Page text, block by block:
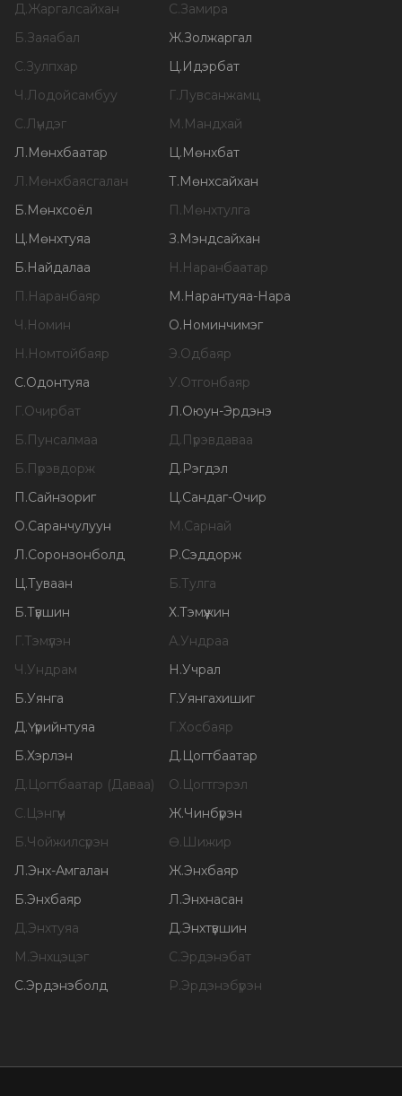
Д.Жаргалсайхан С.Замира
Б.Заяабал Ж.Золжаргал
С.Зулпхар Ц.Идэрбат
Ч.Лодойсамбуу Г.Лувсанжамц
С.Лүндэг М.Мандхай
Л.Мөнхбаатар Ц.Мөнхбат
Л.Мөнхбаясгалан Т.Мөнхсайхан
Б.Мөнхсоёл П.Мөнхтулга
Ц.Мөнхтуяа З.Мэндсайхан
Б.Найдалаа Н.Наранбаатар
П.Наранбаяр М.Нарантуяа-Нара
Ч.Номин О.Номинчимэг
Н.Номтойбаяр Э.Одбаяр
С.Одонтуяа У.Отгонбаяр
Г.Очирбат Л.Оюун-Эрдэнэ
Б.Пунсалмаа Д.Пүрэвдаваа
Б.Пүрэвдорж Д.Рэгдэл
П.Сайнзориг Ц.Сандаг-Очир
О.Саранчулуун М.Сарнай
Л.Соронзонболд Р.Сэддорж
Ц.Туваан Б.Тулга
Б.Түвшин Х.Тэмүүжин
Г.Тэмүүлэн А.Ундраа
Ч.Ундрам Н.Учрал
Б.Уянга Г.Уянгахишиг
Д.Үүрийнтуяа Г.Хосбаяр
Б.Хэрлэн Д.Цогтбаатар
Д.Цогтбаатар (Даваа) О.Цогтгэрэл
С.Цэнгүүн Ж.Чинбүрэн
Б.Чойжилсүрэн Ө.Шижир
Л.Энх-Амгалан Ж.Энхбаяр
Б.Энхбаяр Л.Энхнасан
Д.Энхтуяа Д.Энхтүвшин
М.Энхцэцэг С.Эрдэнэбат
С.Эрдэнэболд Р.Эрдэнэбүрэн